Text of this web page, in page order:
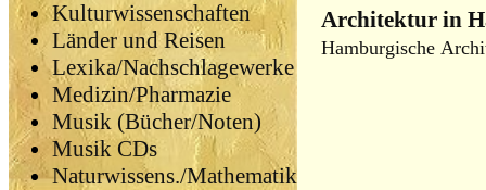
Kulturwissenschaften
Länder und Reisen
Lexika/Nachschlagewerke
Medizin/Pharmazie
Musik (Bücher/Noten)
Musik CDs
Naturwissens./Mathematik
Architektur in
Hamburgische